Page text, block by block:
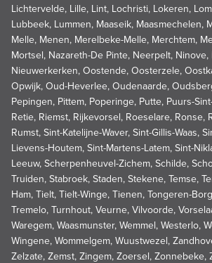
Lichtervelde, Lille, Lint, Lochristi, Lokeren,
Lubbeek, Lummen, Maaseik, Maasmechelen,
Melle, Menen, Merelbeke-Melle, Merchtem,
Mortsel, Nazareth-De Pinte, Neerpelt,
Nieuwerkerken, Oostende, Oosterzele,
Opwijk, Oud-Heverlee, Oudenaarde,
Pepingen, Pittem, Poperinge, Putte, Puurs-
Retie, Riemst, Rijkevorsel, Roeselare, Ronse,
Rumst, Sint-Katelijne-Waver, Sint-Gillis-Waas,
Lievens-Houtem, Sint-Martens-Latem, Sint-
Leeuw, Scherpenheuvel-Zichem, Schilde,
Truiden, Stabroek, Staden, Stekene, Temse,
Ham, Tielt, Tielt-Winge, Tienen, Tongeren-
Tremelo, Turnhout, Veurne, Vilvoorde,
Waregem, Waasmunster, Wemmel, Westerlo,
Wingene, Wommelgem, Wuustwezel,
Zelzate, Zemst, Zingem, Zoersel, Zonnebeke,